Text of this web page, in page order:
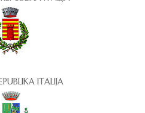
ITALIJA